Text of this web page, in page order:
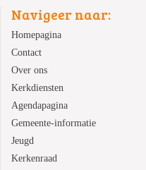
Navigeer naar:
Homepagina
Contact
Over ons
Kerkdiensten
Agendapagina
Gemeente-informatie
Jeugd
Kerkenraad